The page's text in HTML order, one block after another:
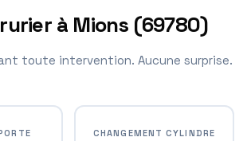
à Mions (69780)
toute intervention. Aucune surprise.
CHANGEMENT CYLINDRE